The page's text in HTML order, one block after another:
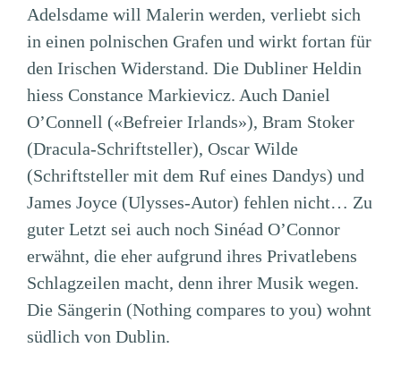
Adelsdame will Malerin werden, verliebt sich
in einen polnischen Grafen und wirkt fortan für
den Irischen Widerstand. Die Dubliner Heldin
hiess Constance Markievicz. Auch Daniel
O’Connell («Befreier Irlands»), Bram Stoker
(Dracula-Schriftsteller), Oscar Wilde
(Schriftsteller mit dem Ruf eines Dandys) und
James Joyce (Ulysses-Autor) fehlen nicht… Zu
guter Letzt sei auch noch Sinéad O’Connor
erwähnt, die eher aufgrund ihres Privatlebens
Schlagzeilen macht, denn ihrer Musik wegen.
Die Sängerin (Nothing compares to you) wohnt
südlich von Dublin.